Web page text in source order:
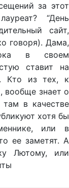
за этот
“День
сайт,
говоря). Дама,
в своем
ставит на
Кто из тех, к
вообще знает о
там в качестве
хотя бы
или в
ее заметят. А
Лютому, или